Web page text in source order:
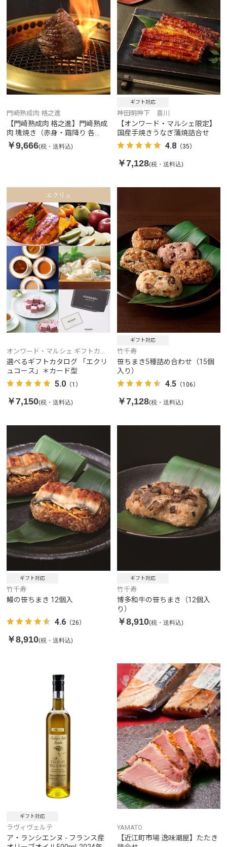
門崎熟成肉 格之進
【門崎熟成肉 格之進】門崎熟成
肉 塊焼き（赤身・霜降り 各
120g）
￥9,666(税・送料込)
ギフト対応
神田明神下 喜川
【オンワード・マルシェ限定】
国産手焼きうなぎ蒲焼詰合せ
4.8（35）
￥7,128(税・送料込)
オンワード・マルシェ ギフトカタ
ログ
選べるギフトカタログ 「エクリ
ュコース」＊カード型
5.0 （1）
￥7,150(税・送料込)
ギフト対応
竹千寿
笹ちまき5種詰め合わせ（15個
入り）
4.5（106）
￥7,128(税・送料込)
ギフト対応
竹千寿
鰻の笹ちまき 12個入
4.6 （26）
￥8,910(税・送料込)
ギフト対応
竹千寿
博多和牛の笹ちまき（12個入
り）
￥8,910(税・送料込)
ギフト対応
ラヴィヴェルテ
ア・ランシエンヌ - フランス産
YAMATO
【近江町市場 逸味潮屋】たたき